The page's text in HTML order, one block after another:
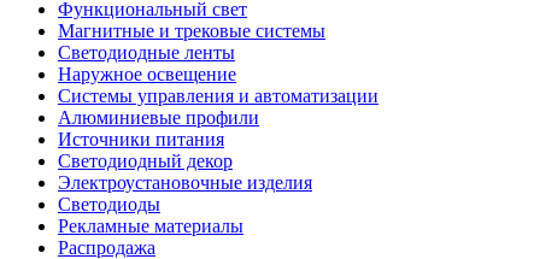
Функциональный свет
Магнитные и трековые системы
Светодиодные ленты
Наружное освещение
Системы управления и автоматизации
Алюминиевые профили
Источники питания
Светодиодный декор
Электроустановочные изделия
Светодиоды
Рекламные материалы
Распродажа